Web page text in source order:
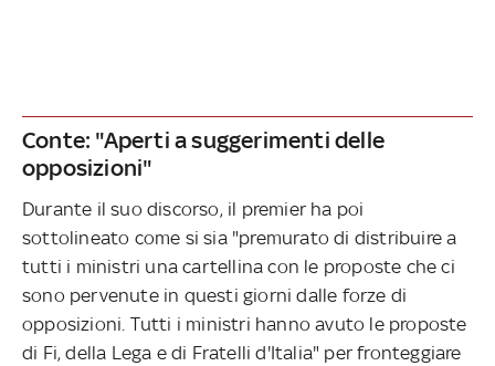
Conte: "Aperti a suggerimenti delle
opposizioni"
Durante il suo discorso, il premier ha poi
sottolineato come si sia "premurato di distribuire a
tutti i ministri una cartellina con le proposte che ci
sono pervenute in questi giorni dalle forze di
opposizioni. Tutti i ministri hanno avuto le proposte
di Fi, della Lega e di Fratelli d'Italia" per fronteggiare